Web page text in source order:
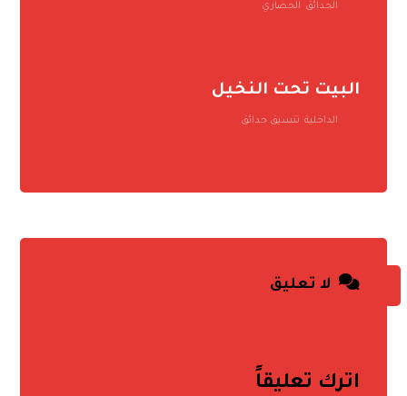
الحدائق الحضاري
البيت تحت النخيل
الداخلية تنسيق حدائق
لا تعليق
اترك تعليقاً